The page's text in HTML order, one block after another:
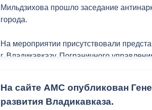
Мильдзихова прошло заседание
города.
На мероприятии присутствовали
г. Владикавказу, Пограничного
Управления Роспотребнадзора, УФСИН
Алания, руководство администрации
На сайте АМС опубликован
развития Владикавказа.